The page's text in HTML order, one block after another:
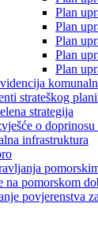
Plan
Plan
Plan
Plan
Plan
strateškog
strategija
o
infrastruktura
na pomorskom
povjerenstva